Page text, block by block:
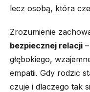
lecz osobą, która
Zrozumienie
bezpiecznej relacji
głębokiego,
empatii. Gdy rodzic
czuje i dlaczego tak